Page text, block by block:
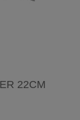
22CM